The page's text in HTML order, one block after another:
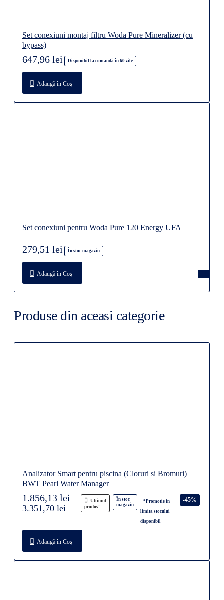
Set conexiuni montaj filtru Woda Pure Mineralizer (cu
bypass)
Disponibil la comandă în 60 zile
647,96 lei
Adaugă în Coş
Set conexiuni pentru Woda Pure 120 Energy UFA
În stoc magazin
279,51 lei
Adaugă în Coş
Produse din aceasi categorie
Analizator Smart pentru piscina (Cloruri si Bromuri)
BWT Pearl Water Manager
Ultimul
produs!
În stoc
magazin
*Promotie in
limita stocului
disponibil
-45%
1.856,13 lei
3.351,70 lei
Adaugă în Coş